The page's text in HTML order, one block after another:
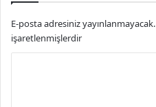
E-posta adresiniz yayınlanmayacak.
işaretlenmişlerdir